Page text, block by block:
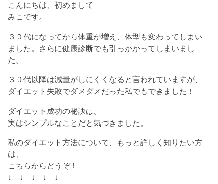
こんにちは、初めまして
みこです。
３０代になってから体重が増え、体型も変わってしまい
ました。さらに健康診断でも引っかかってしまいまし
た。
３０代以降は減量がしにくくなると言われていますが、
ダイエット失敗でダメダメだった私でもできました！
ダイエット成功の秘訣は、
実はシンプルなことだと気づきました。
私のダイエット方法について、もっと詳しく知りたい方
は、
こちらからどうぞ！
↓ ↓ ↓ ↓ ↓